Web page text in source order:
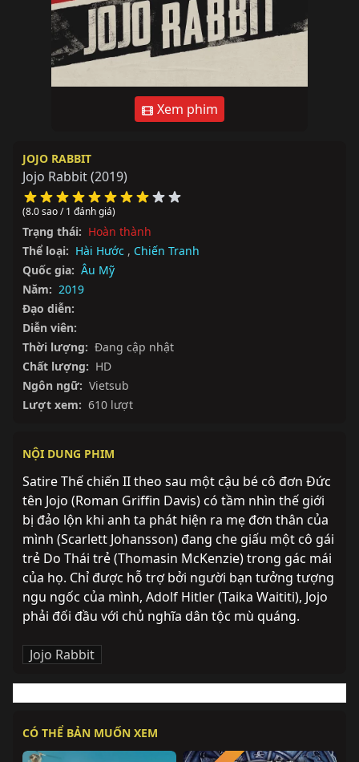
Xem phim
JOJO RABBIT
Jojo Rabbit(2019)
(8.0 sao / 1 đánh giá)
Trạng thái: Hoàn thành
Thể loại: Hài Hước , Chiến Tranh
Quốc gia: Âu Mỹ
Năm: 2019
Đạo diễn:
Diễn viên:
Thời lượng: Đang cập nhật
Chất lượng: HD
Ngôn ngữ: Vietsub
Lượt xem: 610 lượt
NỘI DUNG PHIM
Satire Thế chiến II theo sau một cậu bé cô đơn Đức
tên Jojo (Roman Griffin Davis) có tầm nhìn thế giới
bị đảo lộn khi anh ta phát hiện ra mẹ đơn thân của
mình (Scarlett Johansson) đang che giấu một cô gái
trẻ Do Thái trẻ (Thomasin McKenzie) trong gác mái
của họ. Chỉ được hỗ trợ bởi người bạn tưởng tượng
ngu ngốc của mình, Adolf Hitler (Taika Waititi), Jojo
phải đối đầu với chủ nghĩa dân tộc mù quáng.
Jojo Rabbit
CÓ THỂ BẢN MUỐN XEM